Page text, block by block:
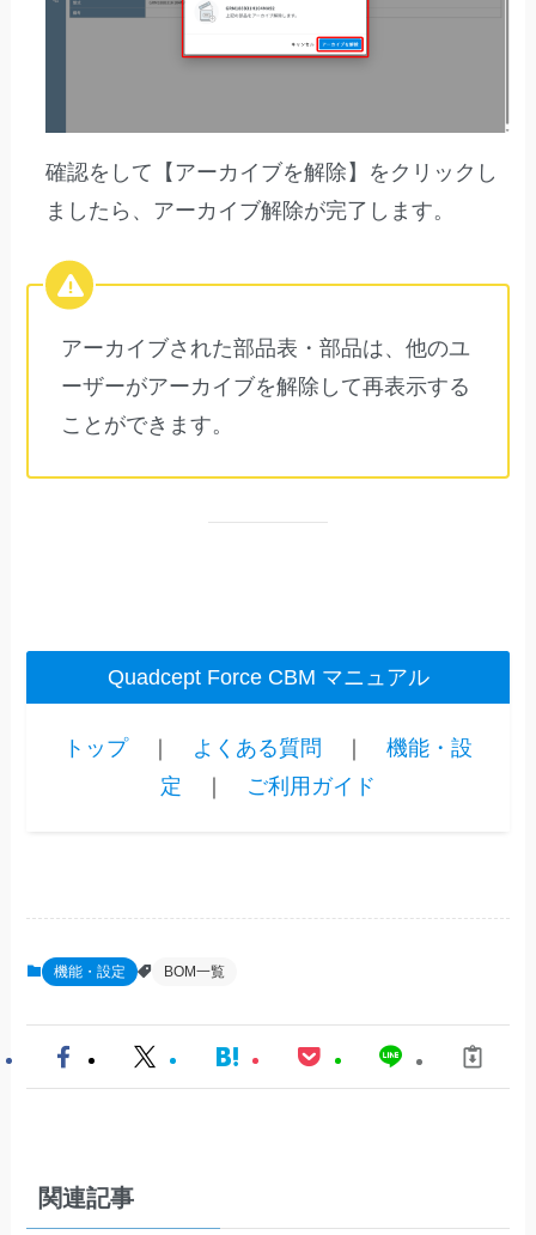
確認をして【アーカイブを解除】をクリックし
ましたら、アーカイブ解除が完了します。
アーカイブされた部品表・部品は、他のユ
ーザーがアーカイブを解除して再表示する
ことができます。
Quadcept Force CBM マニュアル
トップ｜ よくある質問 ｜ 機能・設
定 ｜ ご利用ガイド
機能・設定 BOM一覧
関連記事